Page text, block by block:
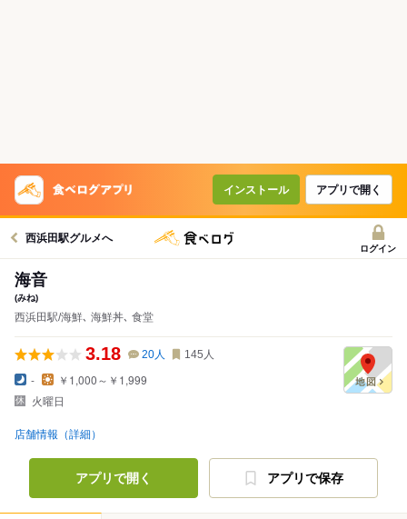
インストール アプリで開く
西浜田駅グルメへ
ログイン
海音
(みね)
西浜田駅/海鮮､ 海鮮丼､ 食堂
3.18 20人 145 人
-
￥1,000～￥1,999
火曜日
店舗情報（詳細）
アプリで開く アプリで保存